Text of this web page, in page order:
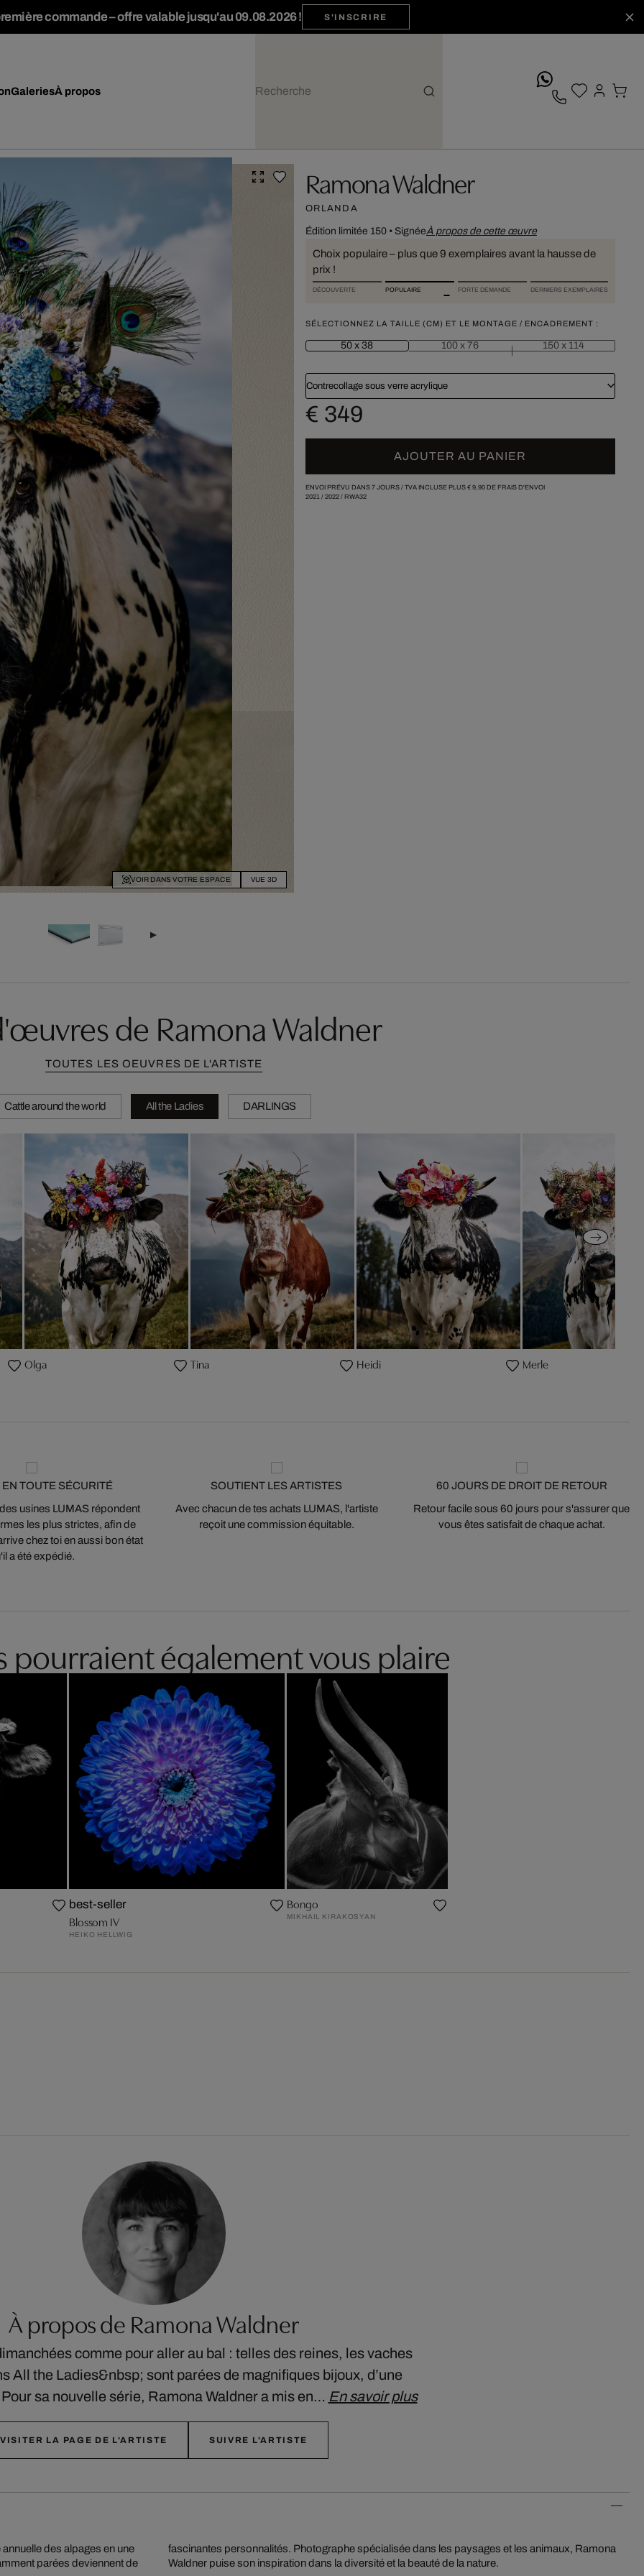
commande – offre valable jusqu'au 09.08.2026 ! S'INSCRIRE
GaleriesÀ propos
VOIR DANS VOTRE ESPACE VUE 3D
Ramona Waldner
ORLANDA
Édition limitée 150• SignéeÀ propos de cette œuvre
Choix populaire – plus que 9 exemplaires avant la hausse de
prix !
DÉCOUVERTE POPULAIRE FORTE DEMANDE DERNIERS EXEMPLAIRES
SÉLECTIONNEZ LA TAILLE (CM) ET LE MONTAGE / ENCADREMENT :
50 x 38 100 x 76 150 x 114
Contrecollage sous verre acrylique
€ 349
AJOUTER AU PANIER
ENVOI PRÉVU DANS 7 JOURS / TVA INCLUSE PLUS € 9,90DE FRAIS D'ENVOI
2021 / 2022/ RWA32
de Ramona Waldner
TOUTES LES OEUVRES DE L'ARTISTE
Cattle around the world All the Ladies DARLINGS
Olga Tina Heidi Merle
TOUTE SÉCURITÉ
usines LUMAS répondent
les plus strictes, afin de
chez toi en aussi bon état
a été expédié.
SOUTIENT LES ARTISTES
Avec chacun de tes achats LUMAS, l'artiste
reçoit une commission équitable.
60 JOURS DE DROIT DE RETOUR
Retour facile sous 60 jours pour s'assurer que
vous êtes satisfait de chaque achat.
pourraient également vous plaire
best-seller
Blossom IV
HEIKO HELLWIG
Bongo
MIKHAIL KIRAKOSYAN
À propos de Ramona Waldner
comme pour aller au bal : telles des reines, les vaches
All the Ladies&nbsp; sont parées de magnifiques bijoux, d’une
sa nouvelle série, Ramona Waldner a mis en… En savoir plus
VISITER LA PAGE DE L'ARTISTE SUIVRE L'ARTISTE
des alpages en une
parées deviennent de
et les animaux, Ramona
Waldner puise son inspiration dans la diversité et la beauté de la nature.